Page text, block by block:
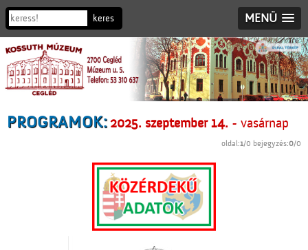
MENÜ
PROGRAMOK:2025. szeptember 14. - vasárnap
oldal:1/0 bejegyzés:0/0